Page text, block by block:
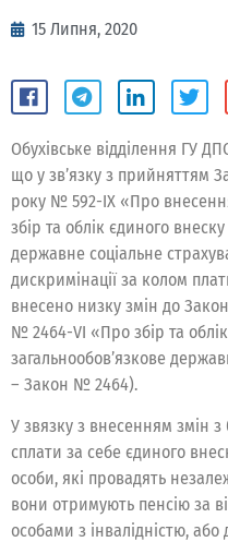
15 Липня, 2020
Обухівське відділення ГУ
що у зв’язку з прийняттям
року № 592-ІХ «Про
збір та облік єдиного
державне соціальне
дискримінації за колом
внесено низку змін до
№ 2464-VI «Про збір та
загальнообов’язкове
– Закон № 2464).
У звязку з внесенням змін з
сплати за себе єдиного
особи, які провадять
вони отримують пенсію за
особами з інвалідністю, або